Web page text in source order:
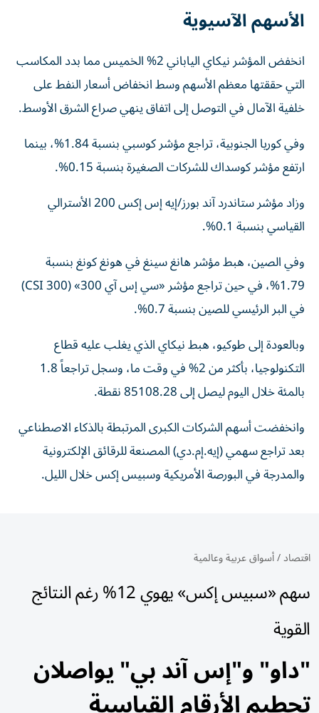
الأسهم الآسيوية
انخفض المؤشر نيكاي الياباني 2% الخميس مما بدد المكاسب
التي حققتها معظم الأسهم وسط انخفاض أسعار النفط على
خلفية الآمال في التوصل ‌إلى اتفاق ينهي صراع الشرق ‌الأوسط.
وفي كوريا الجنوبية، تراجع مؤشر كوسبي بنسبة 1.84%، بينما
ارتفع مؤشر كوسداك للشركات الصغيرة بنسبة 0.15%.
وزاد مؤشر ستاندرد آند بورز/إيه إس إكس 200 الأسترالي
القياسي بنسبة 0.1%.
وفي الصين، هبط مؤشر هانغ سينغ في هونغ كونغ بنسبة
1.79%، في حين تراجع مؤشر «سي إس آي 300» (CSI 300)
في البر الرئيسي للصين بنسبة 0.7%.
وبالعودة إلى طوكيو، هبط نيكاي الذي يغلب عليه قطاع
التكنولوجيا، بأكثر من 2% في وقت ما، وسجل تراجعاً 1.8
بالمئة خلال اليوم ‌ليصل إلى 85108.28 نقطة.
وانخفضت أسهم الشركات الكبرى المرتبطة بالذكاء الاصطناعي
بعد تراجع سهمي (إيه.إم.دي) المصنعة للرقائق الإلكترونية
والمدرجة في البورصة الأمريكية وسبيس إكس خلال الليل.
اقتصاد/أسواق عربية وعالمية
سهم «سبيس إكس» يهوي 12% رغم النتائج
القوية
"داو" و"إس آند بي" يواصلان